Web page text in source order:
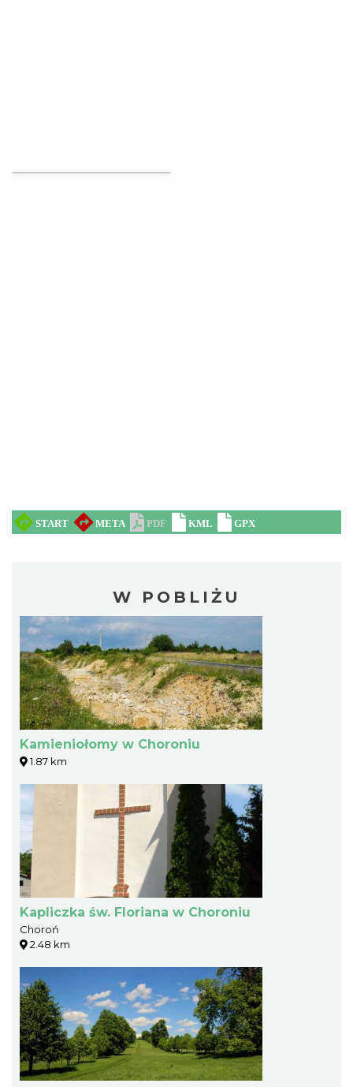
W POBLIŻU
Kamieniołomy w Choroniu
1.87 km
Kapliczka św. Floriana w Choroniu
Choroń
2.48 km